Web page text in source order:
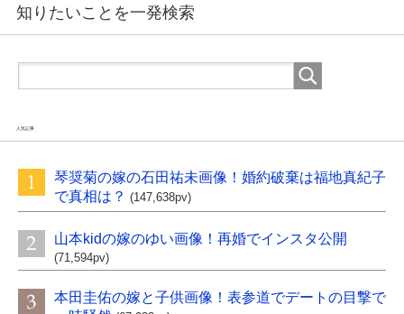
知りたいことを一発検索
人気記事
琴奨菊の嫁の石田祐未画像！婚約破棄は福地真紀子
で真相は？ (147,638pv)
山本kidの嫁のゆい画像！再婚でインスタ公開
(71,594pv)
本田圭佑の嫁と子供画像！表参道でデートの目撃で